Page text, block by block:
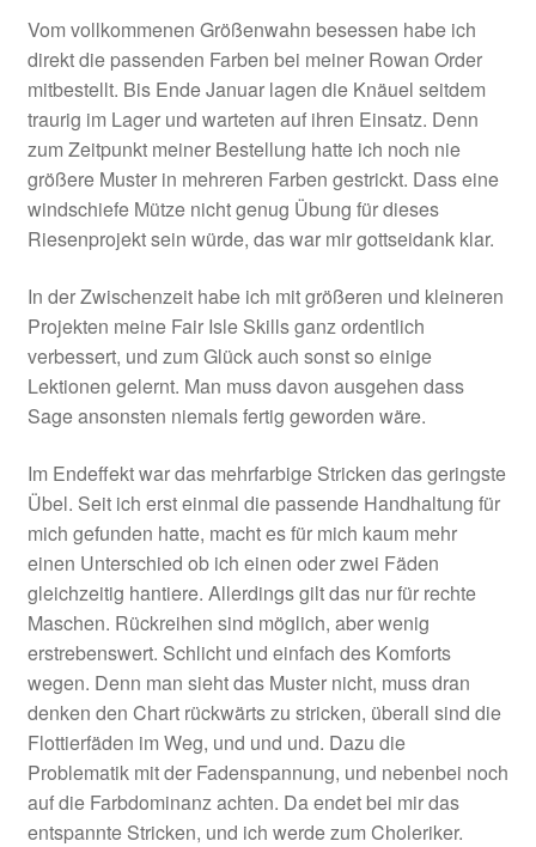
Vom vollkommenen Größenwahn besessen habe ich
direkt die passenden Farben bei meiner Rowan Order
mitbestellt. Bis Ende Januar lagen die Knäuel seitdem
traurig im Lager und warteten auf ihren Einsatz. Denn
zum Zeitpunkt meiner Bestellung hatte ich noch nie
größere Muster in mehreren Farben gestrickt. Dass eine
windschiefe Mütze nicht genug Übung für dieses
Riesenprojekt sein würde, das war mir gottseidank klar.
In der Zwischenzeit habe ich mit größeren und kleineren
Projekten meine Fair Isle Skills ganz ordentlich
verbessert, und zum Glück auch sonst so einige
Lektionen gelernt. Man muss davon ausgehen dass
Sage ansonsten niemals fertig geworden wäre.
Im Endeffekt war das mehrfarbige Stricken das geringste
Übel. Seit ich erst einmal die passende Handhaltung für
mich gefunden hatte, macht es für mich kaum mehr
einen Unterschied ob ich einen oder zwei Fäden
gleichzeitig hantiere. Allerdings gilt das nur für rechte
Maschen. Rückreihen sind möglich, aber wenig
erstrebenswert. Schlicht und einfach des Komforts
wegen. Denn man sieht das Muster nicht, muss dran
denken den Chart rückwärts zu stricken, überall sind die
Flottierfäden im Weg, und und und. Dazu die
Problematik mit der Fadenspannung, und nebenbei noch
auf die Farbdominanz achten. Da endet bei mir das
entspannte Stricken, und ich werde zum Choleriker.